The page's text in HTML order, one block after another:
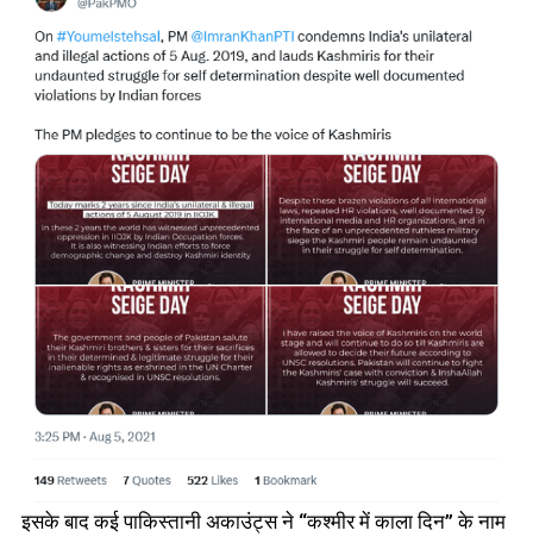
इसके बाद कई पाकिस्तानी अकाउंट्स ने “कश्मीर में काला दिन” के नाम